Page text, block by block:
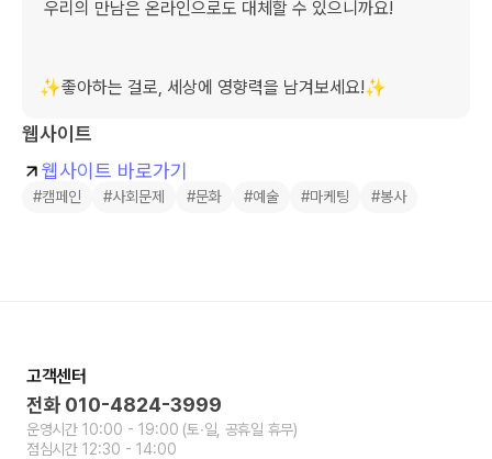
✨좋아하는 걸로, 세상에 영향력을 남겨보세요!✨
웹사이트
웹사이트 바로가기
#캠페인 #사회문제 #문화 #예술 #마케팅 #봉사
고객센터
전화 010-4824-3999
운영시간 10:00 - 19:00 (토∙일, 공휴일 휴무)
점심시간 12:30 - 14:00